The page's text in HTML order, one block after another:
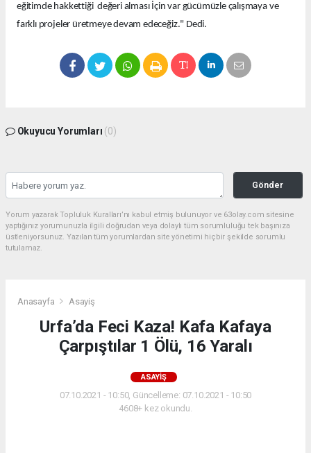
eğitimde hakkettiği değeri alması İçin var gücümüzle çalışmaya ve
farklı projeler üretmeye devam edeceğiz." Dedi.
Okuyucu Yorumları (0)
Gönder
Yorum yazarak Topluluk Kuralları’nı kabul etmiş bulunuyor ve 63olay.com sitesine
yaptığınız yorumunuzla ilgili doğrudan veya dolaylı tüm sorumluluğu tek başınıza
üstleniyorsunuz. Yazılan tüm yorumlardan site yönetimi hiçbir şekilde sorumlu
tutulamaz.
Anasayfa Asayiş
Urfa’da Feci Kaza! Kafa Kafaya
Çarpıştılar 1 Ölü, 16 Yaralı
ASAYIŞ
07.10.2021 - 10:50, Güncelleme: 07.10.2021 - 10:50
4608+ kez okundu.